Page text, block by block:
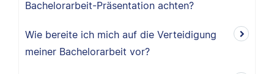
Bachelorarbeit-Präsentation achten?
Wie bereite ich mich auf die Verteidigung
meiner Bachelorarbeit vor?